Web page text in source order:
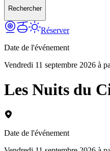
Rechercher
Réserver
Date de l'événement
Vendredi 11 septembre 2026 à
Les Nuits du
Date de l'événement